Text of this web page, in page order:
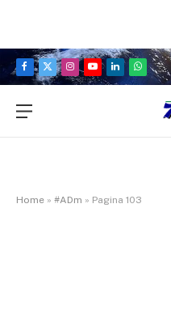
Facebook
X
Instagram
YouTubeLinkedIn
Home » #ADm » Pagina 103